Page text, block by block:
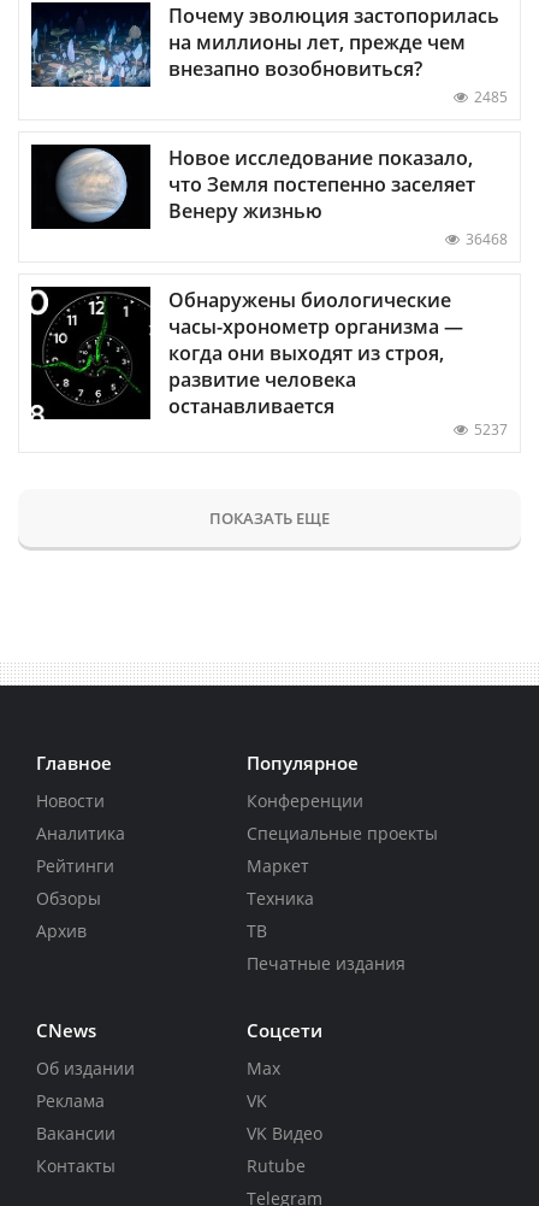
Почему эволюция застопорилась
на миллионы лет, прежде чем
внезапно возобновиться?
2485
Новое исследование показало,
что Земля постепенно заселяет
Венеру жизнью
36468
Обнаружены биологические
часы-хронометр организма —
когда они выходят из строя,
развитие человека
останавливается
5237
ПОКАЗАТЬ ЕЩЕ
Главное
Новости
Аналитика
Рейтинги
Обзоры
Архив
Популярное
Конференции
Специальные проекты
Маркет
Техника
ТВ
Печатные издания
CNews
Об издании
Реклама
Вакансии
Контакты
Соцсети
Max
VK
VK Видео
Rutube
Telegram